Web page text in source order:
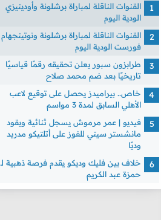
القنوات الناقلة لمباراة برشلونة وأودينيزي
الودية اليوم
القنوات الناقلة لمباراة برشلونة ونوتينجهام
فورست الودية اليوم
طرابزون سبور يعلن تحقيقه رقمًا قياسيًا
تاريخيًا بعد ضم محمد صلاح
خاص.. بيراميدز يحصل على توقيع لاعب
الأهلي السابق لمدة 3 مواسم
فيديو | عمر مرموش يسجل ثنائية ويقود
مانشستر سيتي للفوز على أتلتيكو مدريد
وديًا
خلاف بين فليك وديكو يقدم فرصة ذهبية لـ
حمزة عبد الكريم